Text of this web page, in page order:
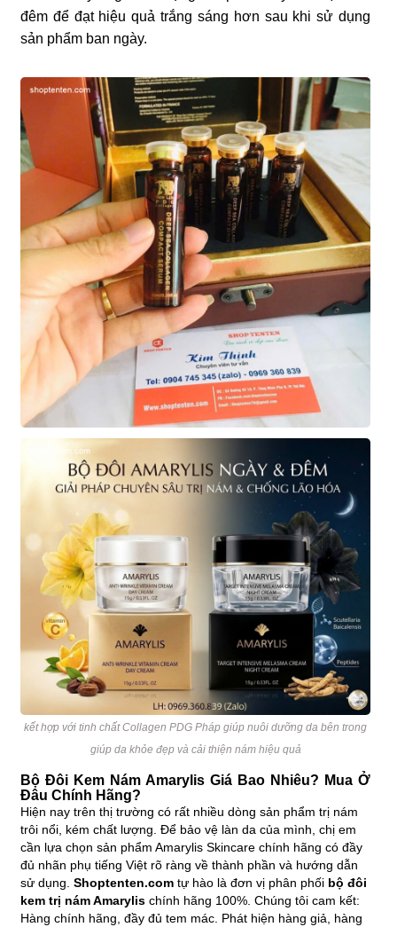
đêm để đạt hiệu quả trắng sáng hơn sau khi sử dụng
sản phẩm ban ngày.
kết hợp với tinh chất Collagen PDG Pháp giúp nuôi dưỡng da bên trong
giúp da khỏe đẹp và cải thiện nám hiệu quả
Bộ Đôi Kem Nám Amarylis Giá Bao Nhiêu? Mua Ở
Đâu Chính Hãng?
Hiện nay trên thị trường có rất nhiều dòng sản phẩm trị nám
trôi nổi, kém chất lượng. Để bảo vệ làn da của mình, chị em
cần lựa chọn sản phẩm Amarylis Skincare chính hãng có đầy
đủ nhãn phụ tiếng Việt rõ ràng về thành phần và hướng dẫn
sử dụng. Shoptenten.com tự hào là đơn vị phân phối bộ đôi
kem trị nám Amarylis chính hãng 100%. Chúng tôi cam kết:
Hàng chính hãng, đầy đủ tem mác. Phát hiện hàng giả, hàng